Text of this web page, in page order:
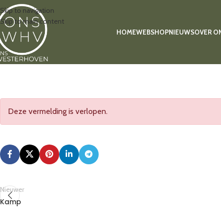
Skip to navigation
Skip to main content
HOMEWEBSHOPNIEUWSOVER
Deze vermelding is verlopen.
Nieuwer
Kamp